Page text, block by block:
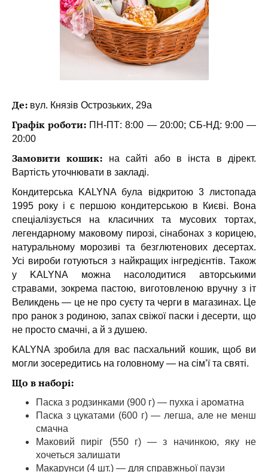
Де: вул. Князів Острозьких, 29а
Графік роботи: ПН-ПТ: 8:00 — 20:00; СБ-НД: 9:00 —
20:00
Замовити кошик: на сайті або в інста в дірект.
Вартість уточнювати в закладі.
Кондитерська KALYNA була відкритою 3 листопада
1995 року і є першою кондитерською в Києві. Вона
спеціалізується на класичних та мусових тортах,
легендарному маковому пирозі, сінабонах з корицею,
натуральному морозиві та безглютенових десертах.
Усі вироби готуються з найкращих інгредієнтів. Також
у KALYNA можна насолодитися авторськими
стравами, зокрема пастою, виготовленою вручну з іт
Великдень — це не про суєту та черги в магазинах. Це
про ранок з родиною, запах свіжої паски і десерти, що
не просто смачні, а й з душею.
KALYNA зробила для вас пасхальний кошик, щоб ви
могли зосередитись на головному — на сім’ї та святі.
Що в наборі:
Паска з родзинками (900 г) — пухка і ароматна
Паска з цукатами (600 г) — легша, але не менш
смачна
Маковий пиріг (550 г) — з начинкою, яку не
хочеться залишати
Макарунси (4 шт.) — для справжньої паузи